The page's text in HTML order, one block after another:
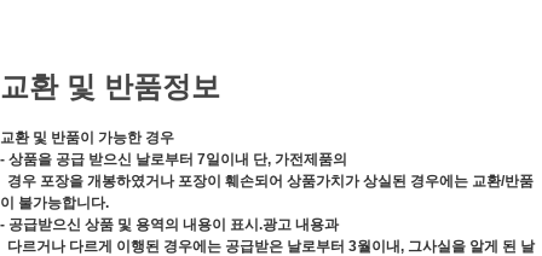
교환 및 반품정보
교환 및 반품이 가능한 경우
- 상품을 공급 받으신 날로부터 7일이내 단, 가전제품의
경우 포장을 개봉하였거나 포장이 훼손되어 상품가치가 상실된 경우에는 교환/반품
이 불가능합니다.
- 공급받으신 상품 및 용역의 내용이 표시.광고 내용과
다르거나 다르게 이행된 경우에는 공급받은 날로부터 3월이내, 그사실을 알게 된 날